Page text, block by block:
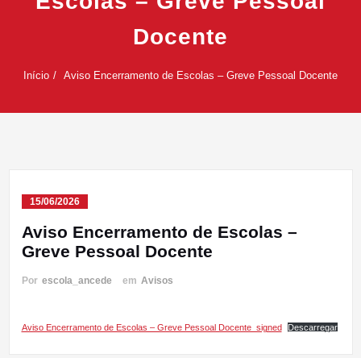
Docente
Início Aviso Encerramento de Escolas – Greve Pessoal Docente
15/06/2026
Aviso Encerramento de Escolas –
Greve Pessoal Docente
Por escola_ancede em Avisos
Aviso Encerramento de Escolas – Greve Pessoal Docente_signed Descarregar